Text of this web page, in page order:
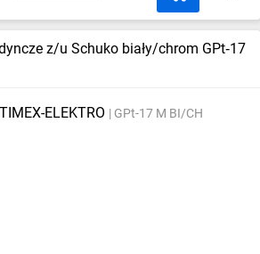
z/u Schuko biały/chrom GPt‑17
TIMEX-ELEKTRO GPt-17 M BI/CH